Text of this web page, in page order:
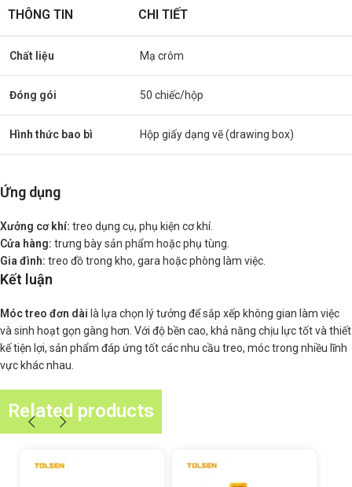
THÔNG TIN CHI TIẾT
Chất liệu Mạ crôm
Đóng gói 50 chiếc/hộp
Hình thức bao bì Hộp giấy dạng vẽ (drawing box)
Ứng dụng
Xưởng cơ khí: treo dụng cụ, phụ kiện cơ khí.
Cửa hàng: trưng bày sản phẩm hoặc phụ tùng.
Gia đình: treo đồ trong kho, gara hoặc phòng làm việc.
Kết luận
Móc treo đơn dài là lựa chọn lý tưởng để sắp xếp không gian làm việc
và sinh hoạt gọn gàng hơn. Với độ bền cao, khả năng chịu lực tốt và thiết
kế tiện lợi, sản phẩm đáp ứng tốt các nhu cầu treo, móc trong nhiều lĩnh
vực khác nhau.
Related products